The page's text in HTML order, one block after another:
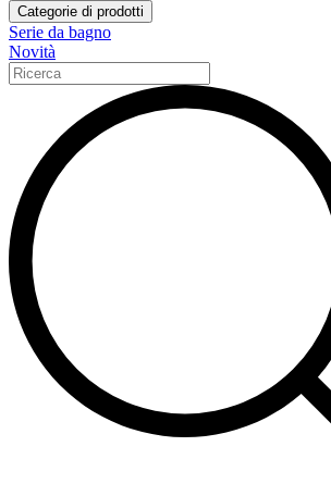
Categorie di prodotti
Serie da bagno
Novità